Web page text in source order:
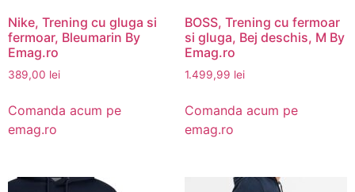
Nike, Trening cu gluga si
fermoar, Bleumarin By
Emag.ro
389,00 lei
Comanda acum pe
emag.ro
BOSS, Trening cu fermoar
si gluga, Bej deschis, M By
Emag.ro
1.499,99 lei
Comanda acum pe
emag.ro